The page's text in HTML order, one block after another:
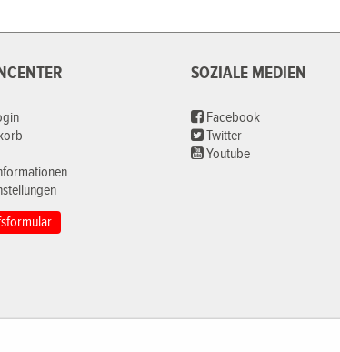
SOZIALE MEDIEN
Facebook
Twitter
Youtube